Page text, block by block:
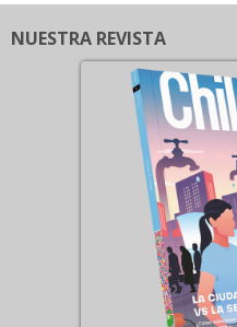
NUESTRA REVISTA